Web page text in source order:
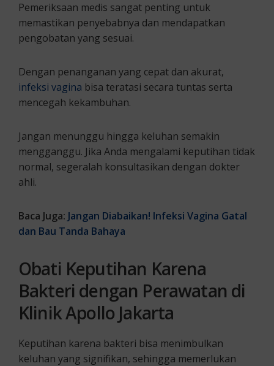
Pemeriksaan medis sangat penting untuk
memastikan penyebabnya dan mendapatkan
pengobatan yang sesuai.
Dengan penanganan yang cepat dan akurat,
infeksi vagina bisa teratasi secara tuntas serta
mencegah kekambuhan.
Jangan menunggu hingga keluhan semakin
mengganggu. Jika Anda mengalami keputihan tidak
normal, segeralah konsultasikan dengan dokter
ahli.
Baca Juga: Jangan Diabaikan! Infeksi Vagina Gatal
dan Bau Tanda Bahaya
Obati Keputihan Karena
Bakteri dengan Perawatan di
Klinik Apollo Jakarta
Keputihan karena bakteri bisa menimbulkan
keluhan yang signifikan, sehingga memerlukan